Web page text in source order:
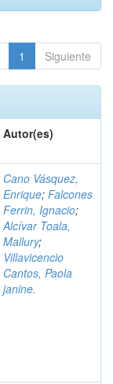
1 Siguiente
Autor(es)
Cano Vásquez,
Enrique; Falcones
Ferrin, Ignacio;
Alcívar Toala,
Mallury;
Villavicencio
Cantos, Paola
janine.